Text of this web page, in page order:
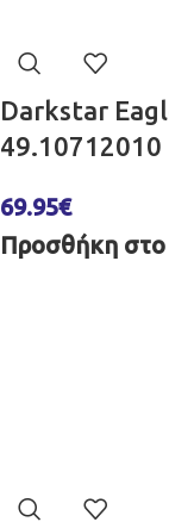
Darkstar
49.10712010
69.95€
Προσθήκη στο